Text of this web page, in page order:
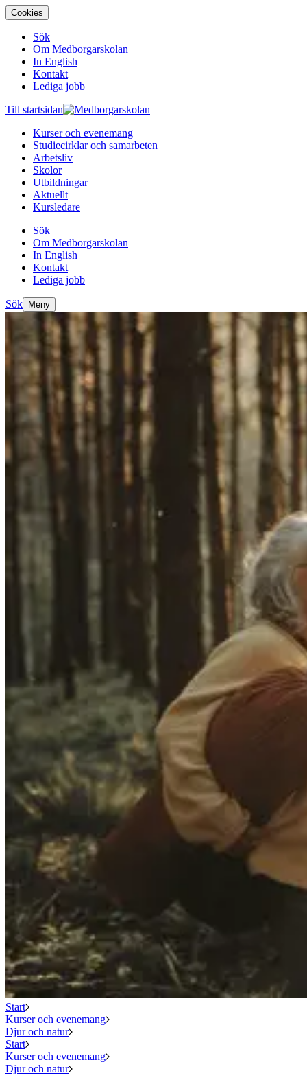
Cookies
Sök
Om Medborgarskolan
In English
Kontakt
Lediga jobb
Till startsidan
Kurser och evenemang
Studiecirklar och samarbeten
Arbetsliv
Skolor
Utbildningar
Aktuellt
Kursledare
Sök
Om Medborgarskolan
In English
Kontakt
Lediga jobb
Sök Meny
Start
Kurser och evenemang
Djur och natur
Start
Kurser och evenemang
Djur och natur